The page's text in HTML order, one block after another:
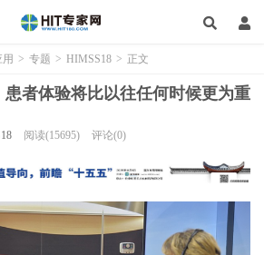
用 > 专题 > HIMSS18 > 正文
患者体验将比以往任何时候更为重
阅读(15695) 评论(0)